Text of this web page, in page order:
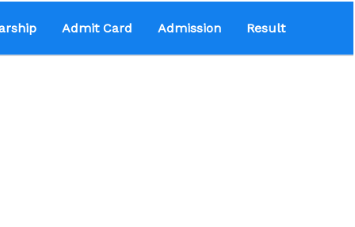
Admit Card Admission Result